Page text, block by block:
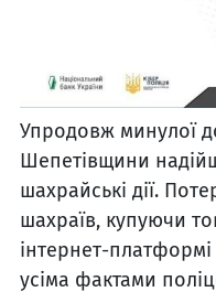
Упродовж минулої
Шепетівщини
шахрайські дії.
шахраїв, купуючи
інтернет-
усіма фактами